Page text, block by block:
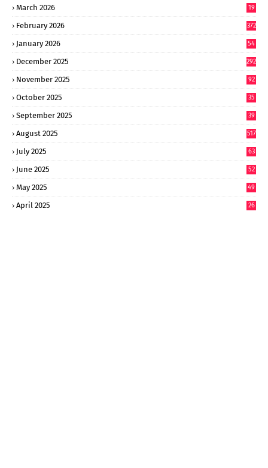
March 2026
19
February 2026 372
January 2026
54
December 2025 292
November 2025 92
October 2025 35
September 2025
39
August 2025 517
July 2025
63
June 2025
52
May 2025
49
April 2025 26